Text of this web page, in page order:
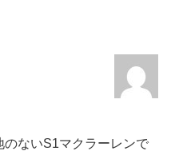
のないS1マクラーレンで